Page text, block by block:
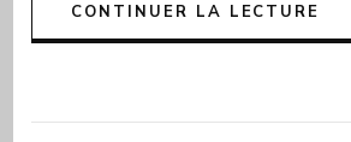
CONTINUER LA LECTURE